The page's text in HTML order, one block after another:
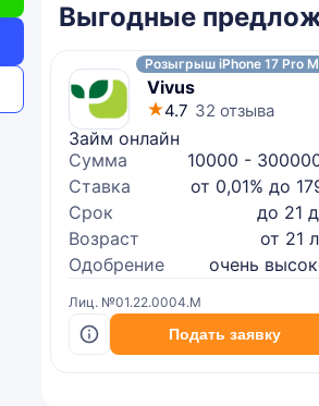
Выгодные
Розыгрыш iPhone 17 Pro
Vivus
4.7 32 отзыва
Займ онлайн
Сумма
10000 -
Ставка
от 0,01% до
Срок
до 21
Возраст
от 21
Одобрение
очень
Лиц. №01.22.0004.M
Подать заявку